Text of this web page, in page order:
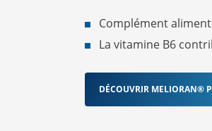
Complément
La vitamine B6
DÉCOUVRIR MELIORAN®